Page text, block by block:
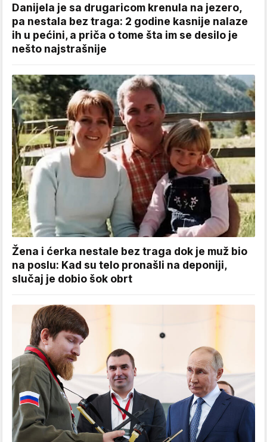
Danijela je sa drugaricom krenula na jezero,
pa nestala bez traga: 2 godine kasnije nalaze
ih u pećini, a priča o tome šta im se desilo je
nešto najstrašnije
Žena i ćerka nestale bez traga dok je muž bio
na poslu: Kad su telo pronašli na deponiji,
slučaj je dobio šok obrt